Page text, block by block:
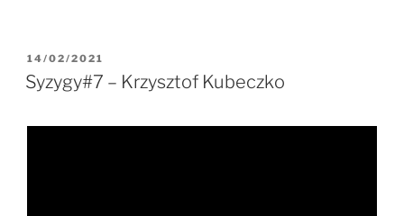
OPUBLIKOWANE
W
14/02/2021
Syzygy#7 – Krzysztof Kubeczko